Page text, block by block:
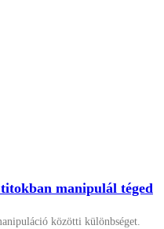
manipulál téged
közötti különbséget.